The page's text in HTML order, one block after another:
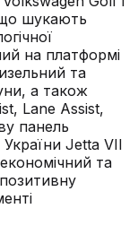
що шукають
на платформі
та
а також
Lane Assist,
панель
Jetta VII
та